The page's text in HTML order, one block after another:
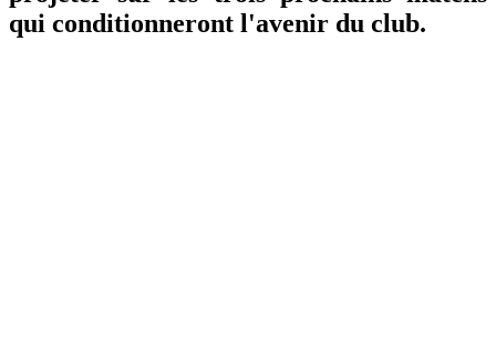
qui conditionneront l'avenir du club.